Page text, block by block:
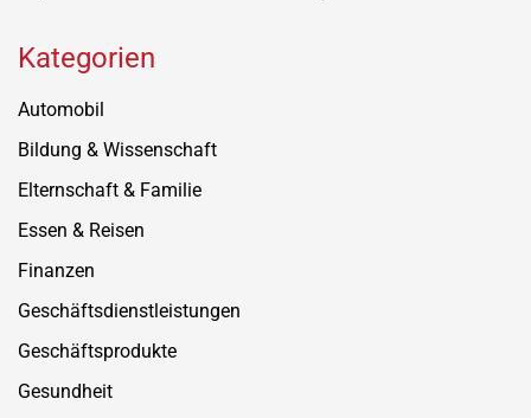
Kategorien
Automobil
Bildung & Wissenschaft
Elternschaft & Familie
Essen & Reisen
Finanzen
Geschäftsdienstleistungen
Geschäftsprodukte
Gesundheit